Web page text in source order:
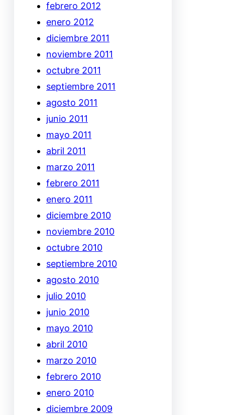
febrero 2012
enero 2012
diciembre 2011
noviembre 2011
octubre 2011
septiembre 2011
agosto 2011
junio 2011
mayo 2011
abril 2011
marzo 2011
febrero 2011
enero 2011
diciembre 2010
noviembre 2010
octubre 2010
septiembre 2010
agosto 2010
julio 2010
junio 2010
mayo 2010
abril 2010
marzo 2010
febrero 2010
enero 2010
diciembre 2009